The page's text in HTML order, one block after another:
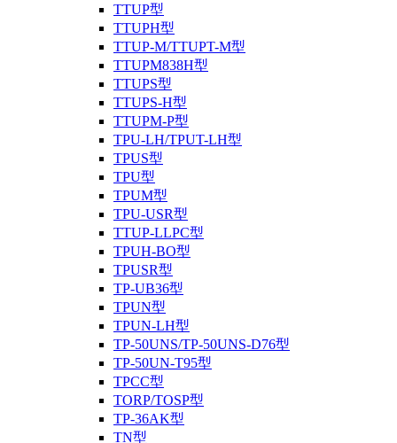
TTUP型
TTUPH型
TTUP-M/TTUPT-M型
TTUPM838H型
TTUPS型
TTUPS-H型
TTUPM-P型
TPU-LH/TPUT-LH型
TPUS型
TPU型
TPUM型
TPU-USR型
TTUP-LLPC型
TPUH-BO型
TPUSR型
TP-UB36型
TPUN型
TPUN-LH型
TP-50UNS/TP-50UNS-D76型
TP-50UN-T95型
TPCC型
TORP/TOSP型
TP-36AK型
TN型